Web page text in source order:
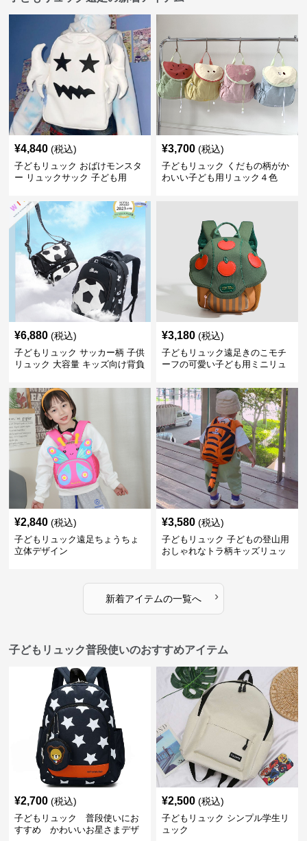
¥4,840 (税込)
子どもリュック おばけモンスタ
ー リュックサック 子ども用
¥3,700 (税込)
子どもリュック くだもの柄がか
わいい子ども用リュック４色
¥6,880 (税込)
子どもリュック サッカー柄 子供
リュック 大容量 キッズ向け背負
¥3,180 (税込)
子どもリュック遠足きのこモチ
ーフの可愛い子ども用ミニリュ
¥2,840 (税込)
子どもリュック遠足ちょうちょ
立体デザイン
¥3,580 (税込)
子どもリュック 子どもの登山用
おしゃれなトラ柄キッズリュッ
新着アイテムの一覧へ ›
子どもリュック普段使いのおすすめアイテム
¥2,700 (税込)
子どもリュック 普段使いにお
すすめ かわいいお星さまデザ
¥2,500 (税込)
子どもリュック シンプル学生リ
ュック